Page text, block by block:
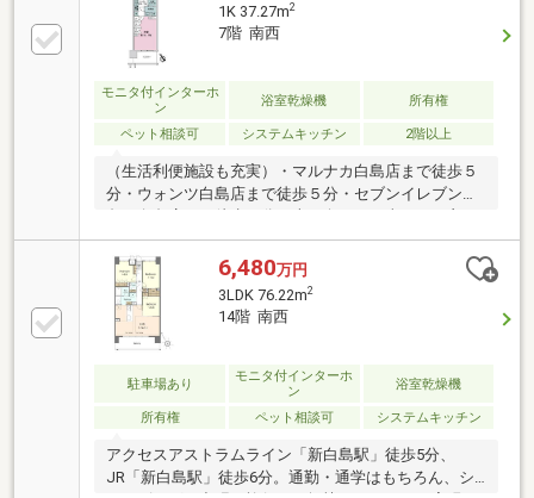
1K 37.27m2
7階 南西
モニタ付インターホ
ン
浴室乾燥機 所有権
ペット相談可 システムキッチン 2階以上
（生活利便施設も充実）・マルナカ白島店まで徒歩５
分・ウォンツ白島店まで徒歩５分・セブンイレブン広
明るいお部屋です。・家事動線に優れた、コンパクト
な間取りです。・重厚感のあるアプローチとエントラ
ンス・桜を望める１階のオーナーズロビーあり・環境
や家計に優しい給湯器（エコジョーズ）を採用・コン
シェルジュサービスあり。（一部有料）・ゲストルー
ム、大型コインランドリーなどを完備（ペット飼育細
則あり）
6,480万円
3LDK 76.22m2
14階 南西
駐車場あり
モニタ付インターホ
ン
浴室乾燥機
所有権 ペット相談可 システムキッチン
アクセスアストラムライン「新白島駅」徒歩5分、
JR「新白島駅」徒歩6分。通勤・通学はもちろん、シ